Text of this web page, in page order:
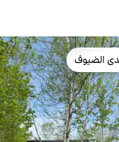
الضيوف
الضيوف